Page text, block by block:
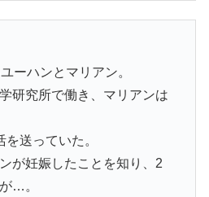
ーハンとマリアン。
研究所で働き、マリアンは
送っていた。
が妊娠したことを知り、2
…。